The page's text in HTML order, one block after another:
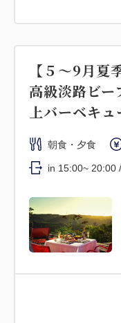
【５～9月夏
高級淡路ビ
上バーベキュ
朝食・夕食
in 15:00~ 20:00